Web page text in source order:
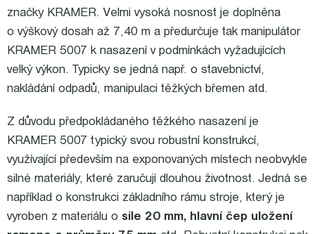
značky KRAMER. Velmi vysoká nosnost je doplněna
o výškový dosah až 7,40 m a předurčuje tak manipulátor
KRAMER 5007 k nasazení v podmínkách vyžadujících
velký výkon. Typicky se jedná např. o stavebnictví,
nakládání odpadů, manipulaci těžkých břemen atd.
Z důvodu předpokládaného těžkého nasazení je
KRAMER 5007 typický svou robustní konstrukcí,
využívající především na exponovaných místech neobvykle
silné materiály, které zaručují dlouhou životnost. Jedná se
například o konstrukci základního rámu stroje, který je
vyroben z materiálu o síle 20 mm, hlavní čep uložení